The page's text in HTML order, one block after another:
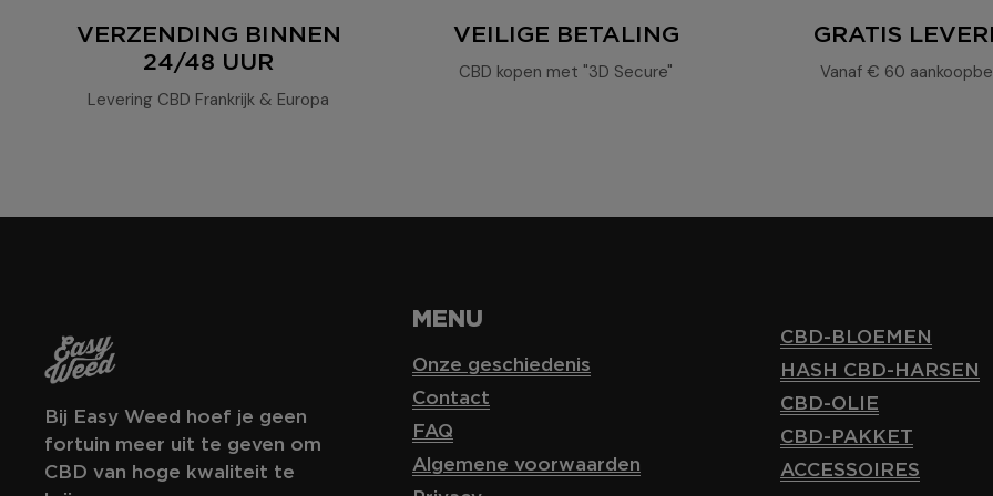
VERZENDING BINNEN
24/48 UUR
Levering CBD Frankrijk & Europa
VEILIGE BETALING
CBD kopen met "3D Secure"
GRATIS
Vanaf € 60
Bij Easy Weed hoef je geen
fortuin meer uit te geven om
CBD van hoge kwaliteit te
MENU
Onze geschiedenis
Contact
FAQ
Algemene voorwaarden
CBD-BLOEMEN
HASH CBD-HARSEN
CBD-OLIE
CBD-PAKKET
ACCESSOIRES